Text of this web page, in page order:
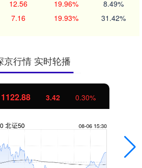
12.56 19.96% 8.49%
7.16 19.93% 31.42%
京行情 实时轮播
1122.88 3.42 0.30%